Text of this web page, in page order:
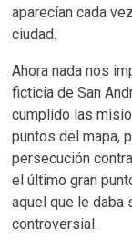
aparecían cada
ciudad.
Ahora nada nos
ficticia de San
cumplido las
puntos del mapa,
persecución
el último gran
aquel que le daba
controversial.